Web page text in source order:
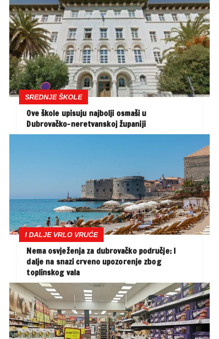
SREDNJE ŠKOLE
Ove škole upisuju najbolji osmaši u
Dubrovačko-neretvanskoj županiji
I DALJE VRLO VRUĆE
Nema osvježenja za dubrovačko područje: I
dalje na snazi crveno upozorenje zbog
toplinskog vala